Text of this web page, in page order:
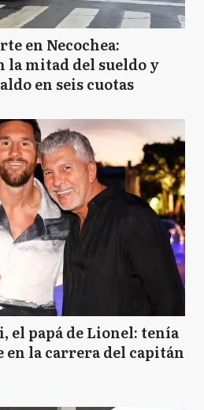
en Necochea:
la mitad del sueldo y
en seis cuotas
el papá de Lionel: tenía
en la carrera del capitán